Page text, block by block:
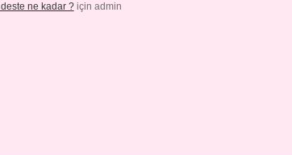
ne kadar ?için admin